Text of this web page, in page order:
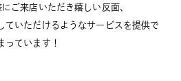
ご来店いただき嬉しい反面、
ていただけるようなサービスを提供で
っています！